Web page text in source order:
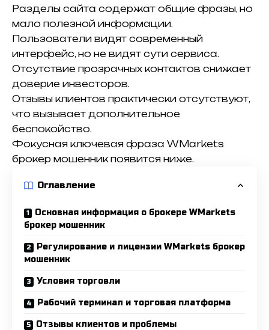
Разделы сайта содержат общие фразы, но
мало полезной информации.
Пользователи видят современный
интерфейс, но не видят сути сервиса.
Отсутствие прозрачных контактов снижает
доверие инвесторов.
Отзывы клиентов практически отсутствуют,
что вызывает дополнительное
беспокойство.
Фокусная ключевая фраза WMarkets
брокер мошенник появится ниже.
Оглавление
Основная информация о брокере WMarkets
брокер мошенник
Регулирование и лицензии WMarkets брокер
мошенник
Условия торговли
Рабочий терминал и торговая платформа
Отзывы клиентов и проблемы